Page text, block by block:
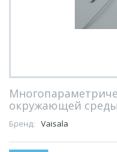
окружающей среды
Бренд: Vaisala